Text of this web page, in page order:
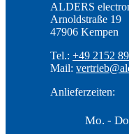
ALDERS
Arnoldstraße 19
47906 Kempen
Tel.: +49 2152
Mail:
Anlieferzeiten:
Mo. -